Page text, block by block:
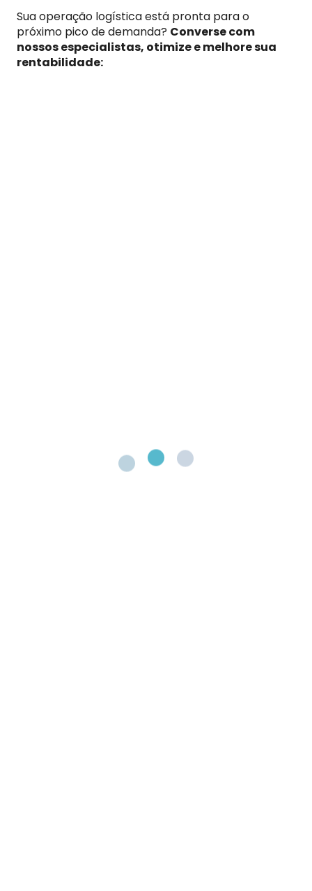
Sua operação logística está pronta para o
próximo pico de demanda? Converse com
nossos especialistas, otimize e melhore sua
rentabilidade: